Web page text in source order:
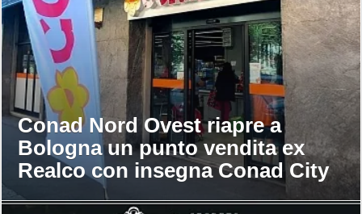
Conad Nord Ovest riapre a
Bologna un punto vendita ex
Realco con insegna Conad City